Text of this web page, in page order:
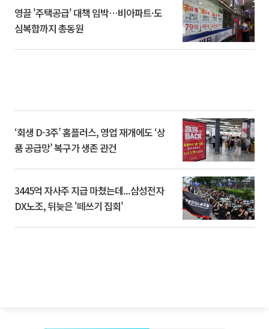
영끌 '주택공급' 대책 임박⋯비아파트·도
심복합까지 총동원
‘회생 D-3주’ 홈플러스, 영업 재개에도 ‘상
품 공급망’ 복구가 생존 관건
3445억 자사주 지급 마쳤는데...삼성전자
DX노조, 뒤늦은 '떼쓰기 집회'